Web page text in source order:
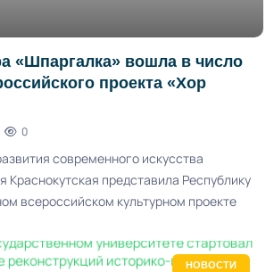
«Шпаргалка» вошла в число
проекта «Хор
0
современного искусства
представила Республику
всероссийском культурном проекте
НОВОСТИ